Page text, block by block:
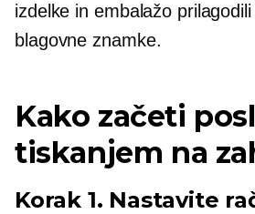
izdelke in embalažo
blagovne znamke.
Kako začeti
tiskanjem na
Korak 1. Nastavite